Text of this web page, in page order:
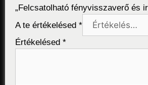
„Felcsatolható fényvisszaverő és
A te értékelésed *
Értékelésed *